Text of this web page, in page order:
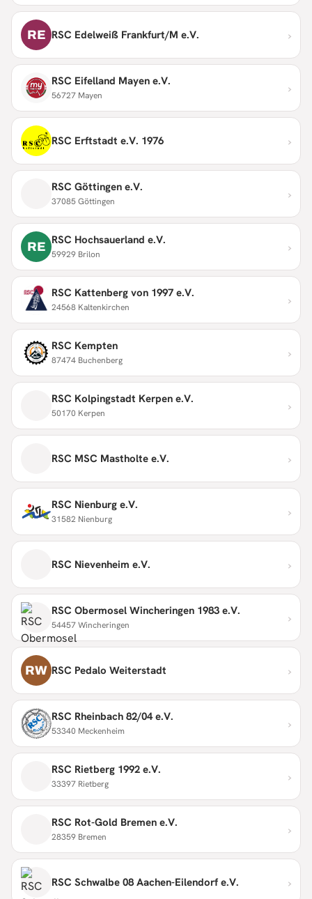
RE RSC Edelweiß Frankfurt/M e.V. ›
RSC Eifelland Mayen e.V.
56727 Mayen ›
RSC Erftstadt e.V. 1976 ›
RSC Göttingen e.V.
37085 Göttingen ›
RE RSC Hochsauerland e.V.
59929 Brilon ›
RSC Kattenberg von 1997 e.V.
24568 Kaltenkirchen ›
RSC Kempten
87474 Buchenberg ›
RSC Kolpingstadt Kerpen e.V.
50170 Kerpen ›
RSC MSC Mastholte e.V. ›
RSC Nienburg e.V.
31582 Nienburg ›
RSC Nievenheim e.V. ›
RSC Obermosel Wincheringen 1983 e.V.
54457 Wincheringen ›
RW RSC Pedalo Weiterstadt ›
RSC Rheinbach 82/04 e.V.
53340 Meckenheim ›
RSC Rietberg 1992 e.V.
33397 Rietberg ›
RSC Rot-Gold Bremen e.V.
28359 Bremen ›
RSC Schwalbe 08 Aachen-Eilendorf e.V. ›